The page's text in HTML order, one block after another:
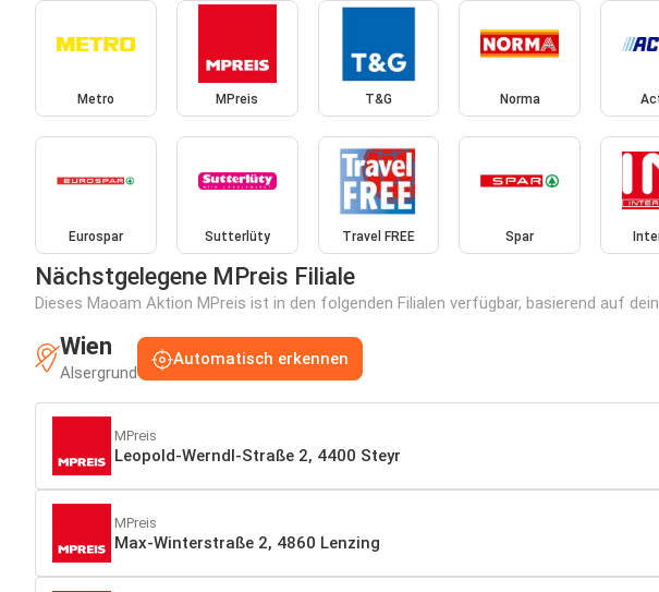
Metro MPreis T&G Norma
Eurospar Sutterlüty Travel FREE Spar
Nächstgelegene MPreis Filiale
Dieses Maoam Aktion MPreis ist in den folgenden Filialen verfügbar, basierend auf
Wien
Alsergrund
Automatisch erkennen
MPreis
Leopold-Werndl-Straße 2, 4400 Steyr
MPreis
Max-Winterstraße 2, 4860 Lenzing